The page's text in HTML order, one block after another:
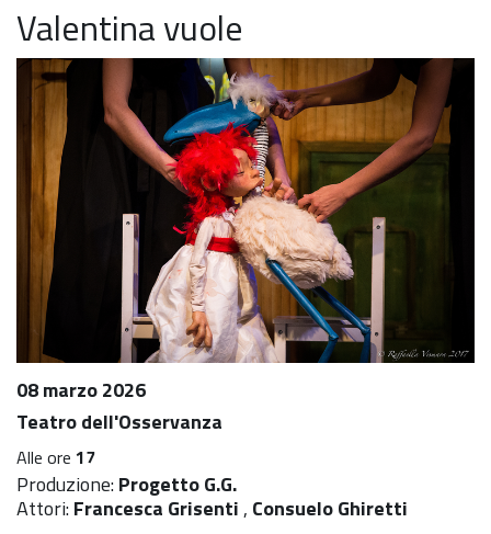
Valentina vuole
08 marzo 2026
Teatro dell'Osservanza
Alle ore 17
Produzione:Progetto G.G.
Attori:Francesca Grisenti, Consuelo Ghiretti